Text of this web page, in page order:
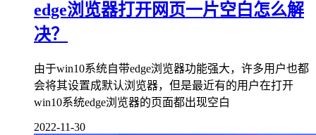
edge浏览器打开网页一片空白怎么解
决？
由于win10系统自带edge浏览器功能强大，许多用户也都
会将其设置成默认浏览器，但是最近有的用户在打开
win10系统edge浏览器的页面都出现空白
2022-11-30